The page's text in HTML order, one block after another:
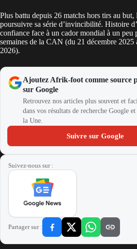
Plus battu depuis 26 matchs hors tirs au but,
poursuivre sa série d’invincibilité. Histoire
confiance face à un cador mondial à un peu
semaines de la CAN (du 21 décembre 2025
2026).
Ajoutez Afrik-foot comme source
sur Google
Retrouvez nos articles plus souvent et
dans vos résultats de recherche Google
la Une.
Suivre sur Google
Suivez-nous sur :
Partager sur :